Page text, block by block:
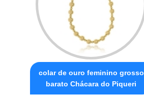
colar de ouro feminino grosso
barato Chácara do Piqueri